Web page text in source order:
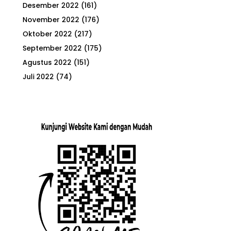
Desember 2022 (161)
November 2022 (176)
Oktober 2022 (217)
September 2022 (175)
Agustus 2022 (151)
Juli 2022 (74)